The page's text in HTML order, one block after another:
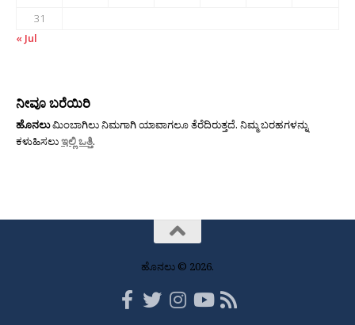
31
« Jul
ನೀವೂ ಬರೆಯಿರಿ
ಹೊನಲುಮಿಂಬಾಗಿಲು ನಿಮಗಾಗಿ ಯಾವಾಗಲೂ ತೆರೆದಿರುತ್ತದೆ. ನಿಮ್ಮ ಬರಹಗಳನ್ನು
ಕಳುಹಿಸಲುಇಲ್ಲಿ ಒತ್ತಿ.
ಹೊನಲು © 2026.